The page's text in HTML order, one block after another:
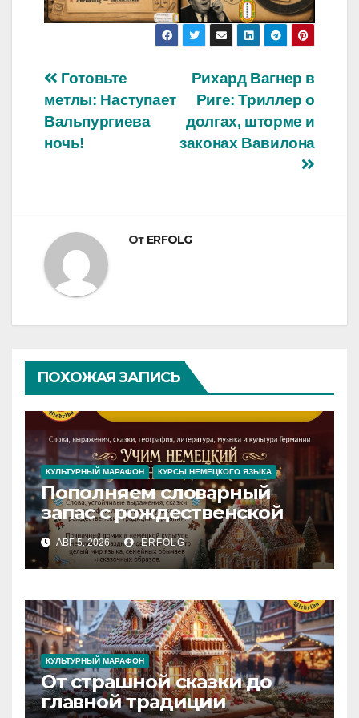
Навигация
по
записям
Рихард Вагнер в
Риге: Триллер о
долгах, шторме и
законах Вавилона
Готовьте
метлы: Наступает
Вальпургиева
ночь!
От ERFOLG
ПОХОЖАЯ ЗАПИСЬ
КУЛЬТУРНЫЙ МАРАФОН КУРСЫ НЕМЕЦКОГО ЯЗЫКА
Пополняем словарный
запас с рождественской
сказкой! Учим немецкий
вместе с Lebkuchenhaus
АВГ 5, 2026 ERFOLG
КУЛЬТУРНЫЙ МАРАФОН
От страшной сказки до
главной традиции